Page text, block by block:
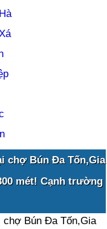
chợ Bún Đa Tốn,Gia
mét! Cạnh trường
chợ Bún Đa Tốn,Gia